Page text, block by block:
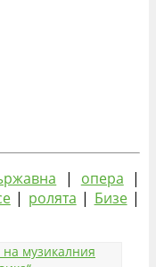
| опера |
| ролята | Бизе|